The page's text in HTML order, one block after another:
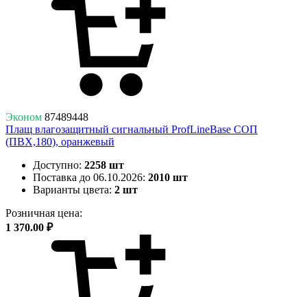
Эконом 87489448
Плащ влагозащитный сигнальный ProfLineBase СОП
(ПВХ,180), оранжевый
Доступно: 2258 шт
Поставка до 06.10.2026: 2010 шт
Варианты цвета: 2 шт
Розничная цена:
1 370.00 ₽